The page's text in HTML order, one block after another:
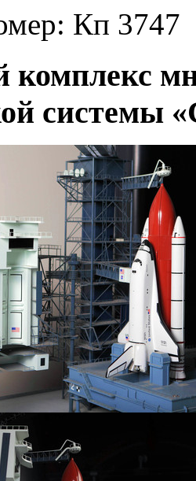
Кп 3747
комплекс
системы